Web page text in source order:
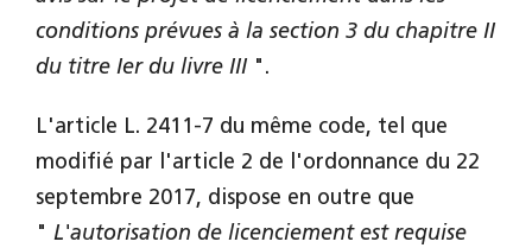
conditions prévues à la section 3 du chapitre II
du titre Ier du livre III ".
L'article L. 2411-7 du même code, tel que
modifié par l'article 2 de l'ordonnance du 22
septembre 2017, dispose en outre que
" L'autorisation de licenciement est requise